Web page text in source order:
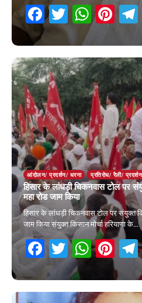
Facebook
Twitter
29 April 2026
आंदोलन/ प्रदर्शन/ धरना प्रतिरोध/ रैली/ प्रदर्शन
हिसार के लांधड़ी चिकनवास टोल पर
महा रोड जाम किया
हिसार के लांधड़ी चिकनवास टोल पर संयुक्त
जाम किया संयुक्त किसान मोर्चा हरियाणा के…
Facebook
Twitter
11 April 2026